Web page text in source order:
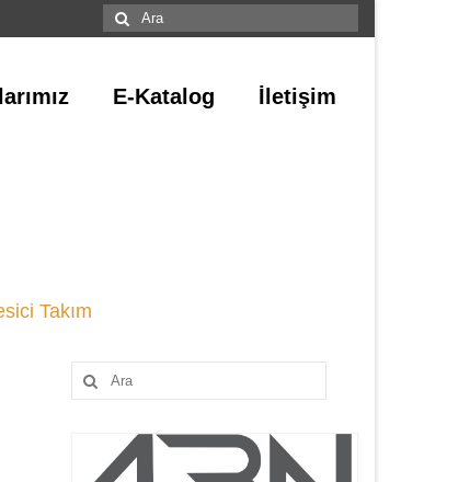
Şunu
ara:
E-Katalog İletişim
Takım
Şunu
ara: